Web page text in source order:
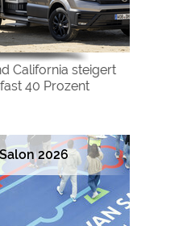
California steigert
40 Prozent
2026